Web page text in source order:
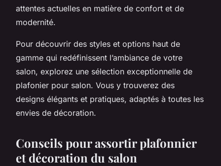
attentes actuelles en matière de confort et de
modernité.
Pour découvrir des styles et options haut de
gamme qui redéfinissent l’ambiance de votre
salon, explorez une sélection exceptionnelle de
plafonier pour salon. Vous y trouverez des
designs élégants et pratiques, adaptés à toutes les
envies de décoration.
Conseils pour assortir plafonnier
et décoration du salon